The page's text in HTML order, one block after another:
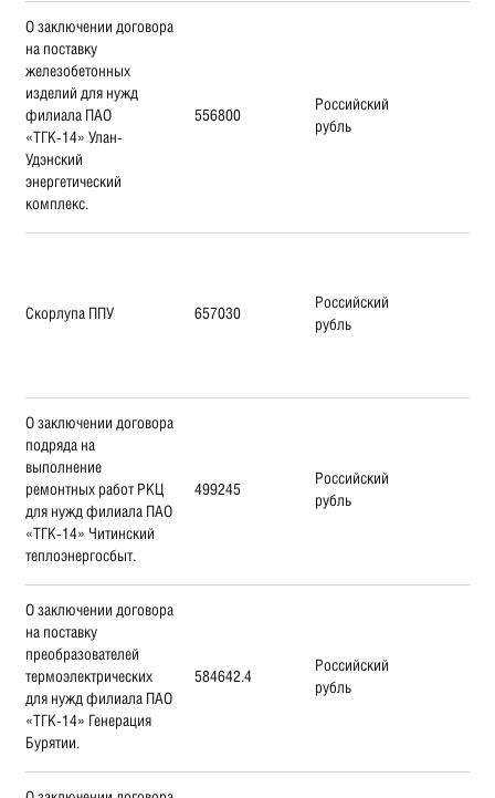
О заключении договора
на поставку
железобетонных
изделий для нужд
филиала ПАО
«ТГК-14» Улан-
Удэнский
энергетический
комплекс.
556800
Российский
рубль
Скорлупа ППУ 657030
Российский
рубль
О заключении договора
подряда на
выполнение
ремонтных работ РКЦ
для нужд филиала ПАО
«ТГК-14» Читинский
теплоэнергосбыт.
499245
Российский
рубль
О заключении договора
на поставку
преобразователей
термоэлектрических
для нужд филиала ПАО
«ТГК-14» Генерация
Бурятии.
584642.4
Российский
рубль